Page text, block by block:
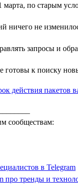
по старым
ничего не
запросы и
готовы к поиску
сообществам:
в Telegram
про тренды и